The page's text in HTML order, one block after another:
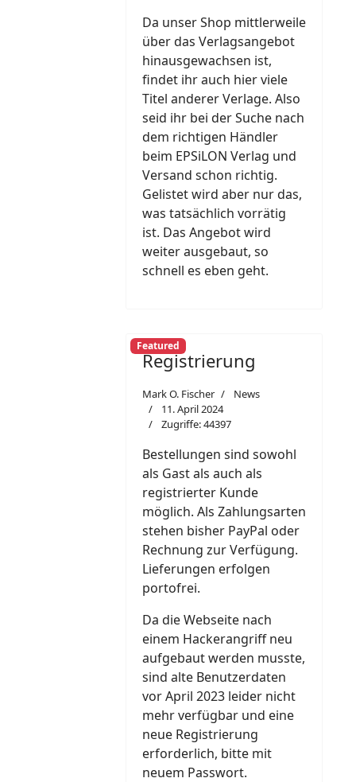
Da unser Shop mittlerweile
über das Verlagsangebot
hinausgewachsen ist,
findet ihr auch hier viele
Titel anderer Verlage. Also
seid ihr bei der Suche nach
dem richtigen Händler
beim EPSiLON Verlag und
Versand schon richtig.
Gelistet wird aber nur das,
was tatsächlich vorrätig
ist. Das Angebot wird
weiter ausgebaut, so
schnell es eben geht.
Featured
Registrierung
Mark O. Fischer
News
11. April 2024
Zugriffe: 44397
Bestellungen sind sowohl
als Gast als auch als
registrierter Kunde
möglich. Als Zahlungsarten
stehen bisher PayPal oder
Rechnung zur Verfügung.
Lieferungen erfolgen
portofrei.
Da die Webseite nach
einem Hackerangriff neu
aufgebaut werden musste,
sind alte Benutzerdaten
vor April 2023 leider nicht
mehr verfügbar und eine
neue Registrierung
erforderlich, bitte mit
neuem Passwort.